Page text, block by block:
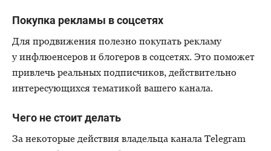
Покупка рекламы в соцсетях
Для продвижения полезно покупать рекламу
у инфлюенсеров и блогеров в соцсетях. Это поможет
привлечь реальных подписчиков, действительно
интересующихся тематикой вашего канала.
Чего не стоит делать
За некоторые действия владельца канала Telegram